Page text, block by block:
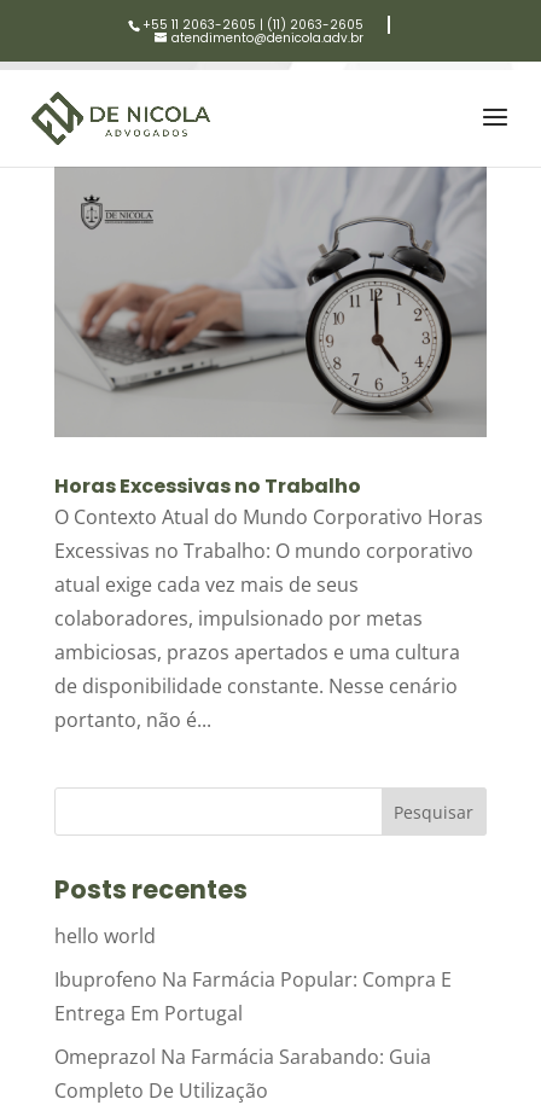
+55 11 2063-2605 | (11) 2063-2605
atendimento@denicola.adv.br
Horas Excessivas no Trabalho
O Contexto Atual do Mundo Corporativo Horas
Excessivas no Trabalho: O mundo corporativo
atual exige cada vez mais de seus
colaboradores, impulsionado por metas
ambiciosas, prazos apertados e uma cultura
de disponibilidade constante. Nesse cenário
portanto, não é...
Posts recentes
hello world
Ibuprofeno Na Farmácia Popular: Compra E
Entrega Em Portugal
Omeprazol Na Farmácia Sarabando: Guia
Completo De Utilização